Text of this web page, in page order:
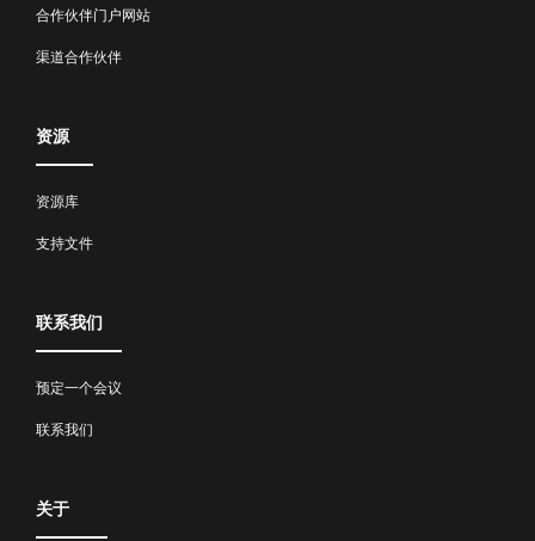
合作伙伴门户网站
渠道合作伙伴
资源
资源库
支持文件
联系我们
预定一个会议
联系我们
关于